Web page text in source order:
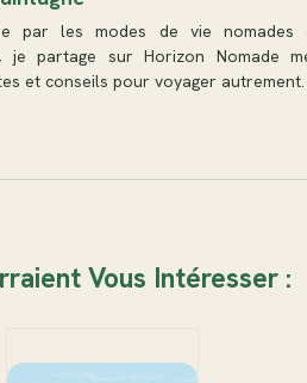
par les modes de vie nomades
je partage sur Horizon Nomade
et conseils pour voyager autrement.
Vous Intéresser :